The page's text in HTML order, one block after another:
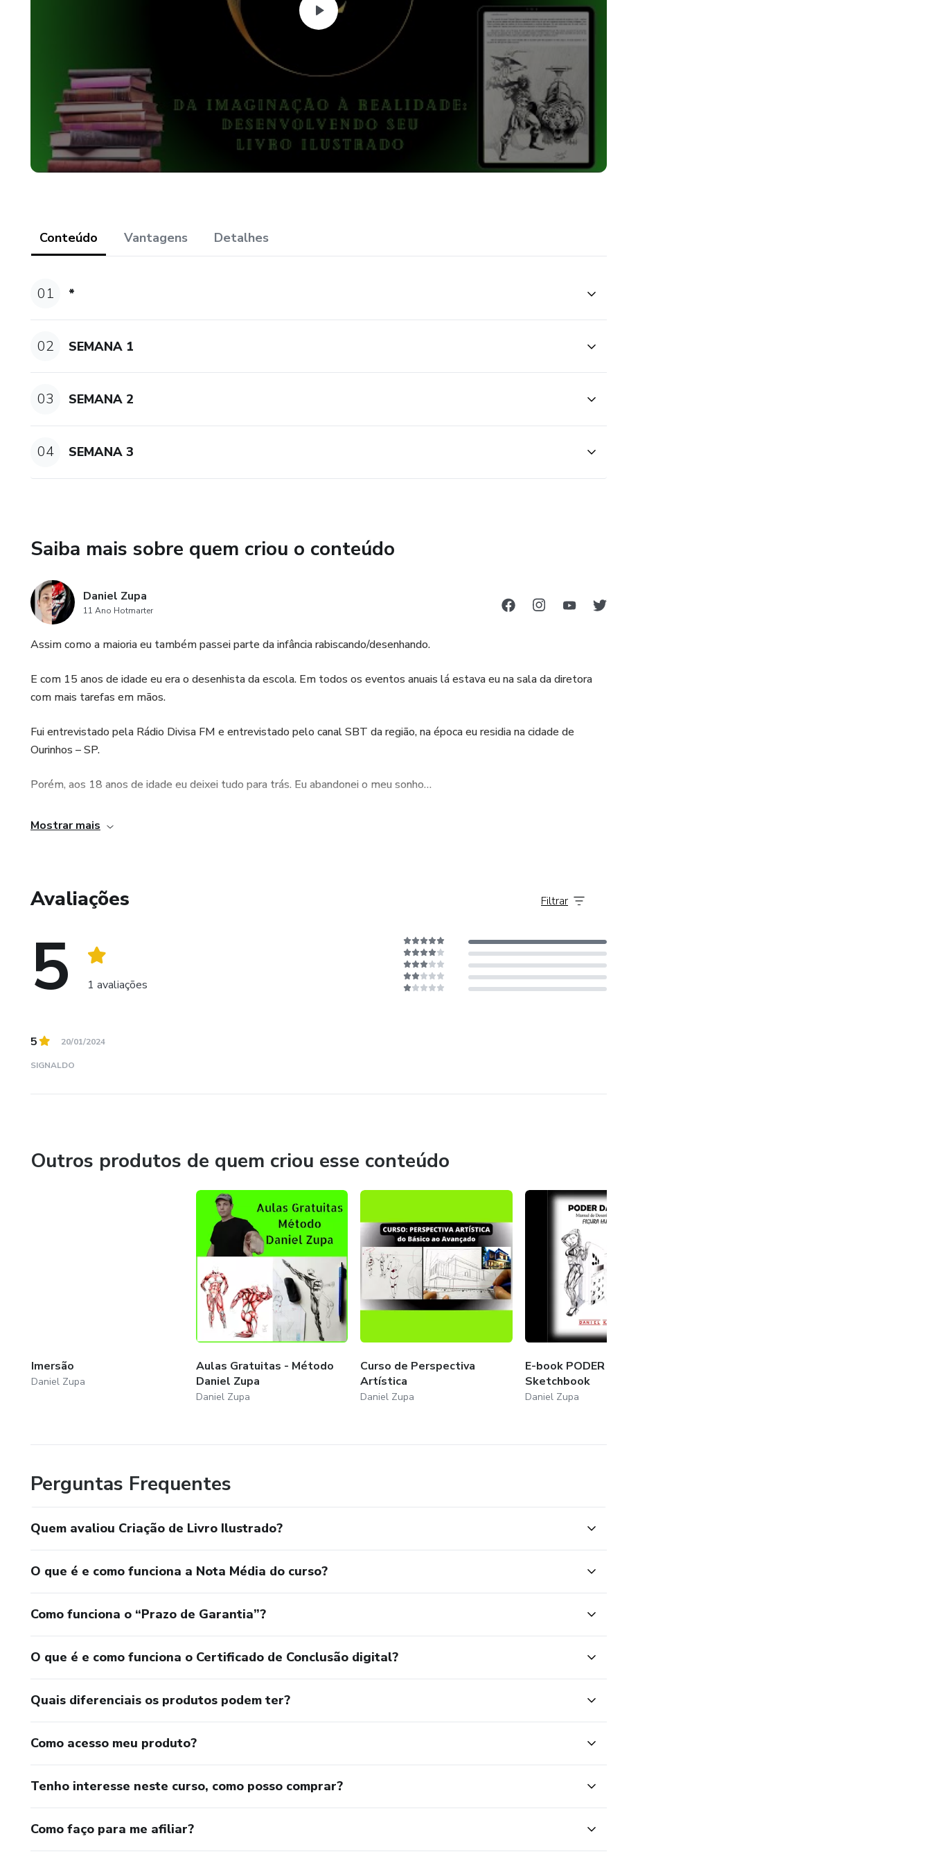
Conteúdo Vantagens Detalhes
01 *
02 SEMANA 1
03 SEMANA 2
04 SEMANA 3
Saiba mais sobre quem criou o conteúdo
Daniel Zupa
11 Ano Hotmarter
Assim como a maioria eu também passei parte da infância rabiscando/desenhando.
E com 15 anos de idade eu era o desenhista da escola. Em todos os eventos anuais lá estava eu na sala da diretora
com mais tarefas em mãos.
Fui entrevistado pela Rádio Divisa FM e entrevistado pelo canal SBT da região, na época eu residia na cidade de
Ourinhos – SP.
Porém, aos 18 anos de idade eu deixei tudo para trás. Eu abandonei o meu sonho…
E após quase 20 anos depois eu decido retornar com força total.
Quase 10 anos trabalhando como Projetista de Máquinas na área da Mecânica e nunca fui feliz.
Esta pergunta não saía da minha cabeça até que nesta decisão eu passei um ano estudando e praticando mais de 10
horas por dia e com isso acabei criando o meu próprio material de estudos que hoje não é mais segredo.
Mostrar mais
Avaliações
5 1 avaliações
Filtrar
5 20/01/2024
SIGNALDO
Outros produtos de quem criou esse conteúdo
Imersão
Daniel Zupa
Aulas Gratuitas - Método
Daniel Zupa
Daniel Zupa
Curso de Perspectiva
Artística
Daniel Zupa
E-book PODER da ARTE +
Sketchbook
Daniel Zupa
Perguntas Frequentes
Quem avaliou Criação de Livro Ilustrado?
O que é e como funciona a Nota Média do curso?
Como funciona o “Prazo de Garantia”?
O que é e como funciona o Certificado de Conclusão digital?
Quais diferenciais os produtos podem ter?
Como acesso meu produto?
Tenho interesse neste curso, como posso comprar?
Como faço para me afiliar?